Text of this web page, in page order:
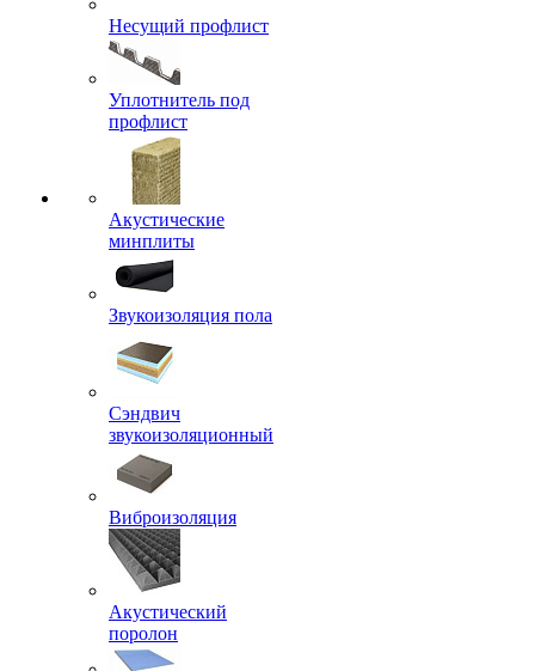
Несущий профлист
Уплотнитель под
профлист
Акустические
минплиты
Звукоизоляция пола
Сэндвич
звукоизоляционный
Виброизоляция
Акустический
поролон